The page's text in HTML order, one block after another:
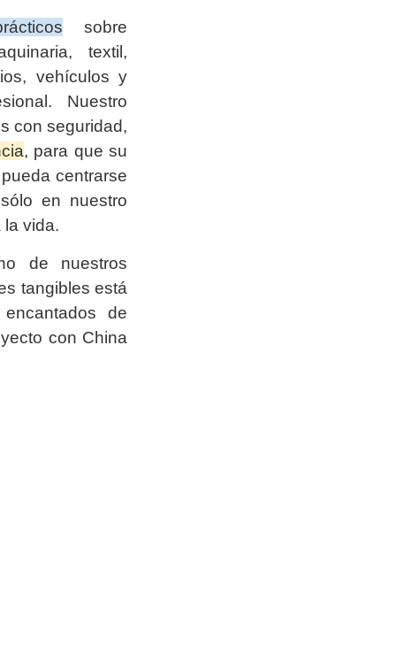
sobre
textil,
vehículos y
Nuestro
con seguridad,
, para que su
centrarse
en nuestro
la vida.
de nuestros
tangibles está
de
con China